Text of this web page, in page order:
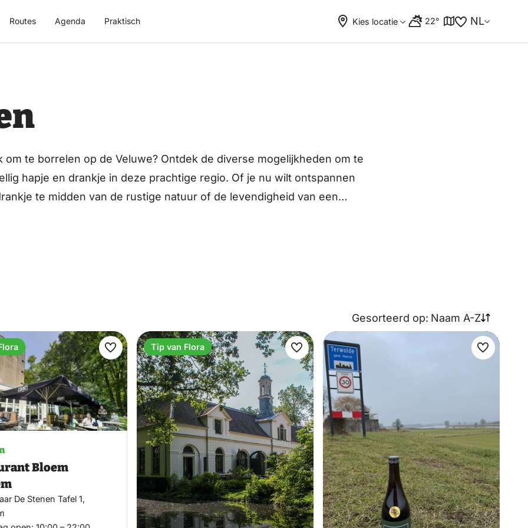
Routes Agenda Praktisch Kies locatie 22° NL
om te borrelen op de Veluwe? Ontdek de diverse mogelijkheden om te
hapje en drankje in deze prachtige regio. Of je nu wilt ontspannen
te midden van de rustige natuur of de levendigheid van een
de Veluwe heeft voor elk wat wils. Van knusse cafés tot trendy
Gesorteerd op: Naam A-Z
Bloem
De Stenen Tafel 1,
Maak
favoriet
Tip van Flora
Maak
favoriet
Maak